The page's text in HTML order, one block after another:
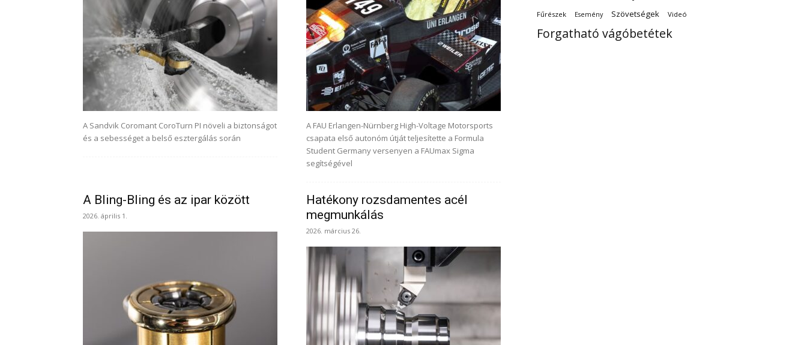
A Sandvik Coromant CoroTurn PI növeli a biztonságot
és a sebességet a belső esztergálás során
A FAU Erlangen-Nürnberg High-Voltage Motorsports
csapata első autonóm útját teljesítette a Formula
Student Germany versenyen a FAUmax Sigma
segítségével
A Bling-Bling és az ipar között
2026. április 1.
Hatékony rozsdamentes acél
megmunkálás
2026. március 26.
Fűrészek Esemény Szövetségek Videó
Forgatható vágóbetétek